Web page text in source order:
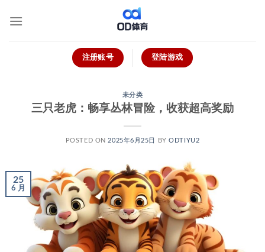
注册账号 登陆游戏
未分类
三只老虎：畅享丛林冒险，收获超高奖励
POSTED ON 2025年6月25日 BYODTIYU2
25
6 月